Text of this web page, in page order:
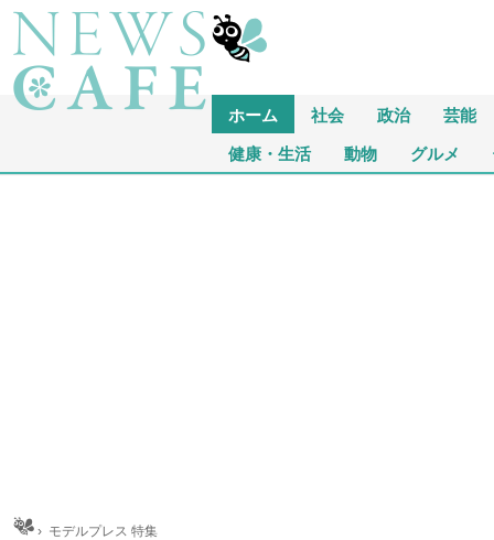
ホーム 社会 政治 芸能
健康・生活 動物 グルメ
› モデルプレス 特集